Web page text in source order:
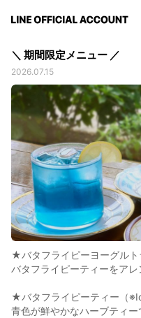
＼ 期間限定メニュー ／
2026.07.15
★バタフライピーヨーグル
バタフライピーティーをアレ
★バタフライピーティー（
青色が鮮やかなハーブティ